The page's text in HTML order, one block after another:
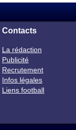
Contacts
La rédaction
Publicité
Recrutement
Infos légales
Liens football